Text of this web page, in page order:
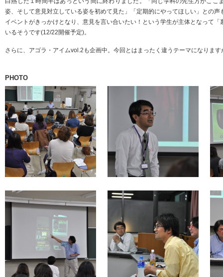
姿、そして意見対立している姿を初めて見た」「定期的にやってほしい」との声
イベントがきっかけとなり、意見を言い合いたい！という学生が主体となって
いるそうです(12/22開催予定)。
さらに、アゴラ・アイムvol.2も企画中。今回とはまったく違うテーマになりま
PHOTO